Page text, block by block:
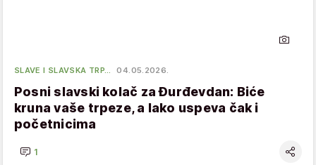
SLAVE I SLAVSKA TRP… 04.05.2026.
Posni slavski kolač za Đurđevdan: Biće
kruna vaše trpeze, a lako uspeva čak i
početnicima
1